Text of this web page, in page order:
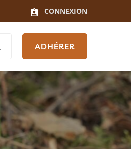
CONNEXION
ADHÉRER